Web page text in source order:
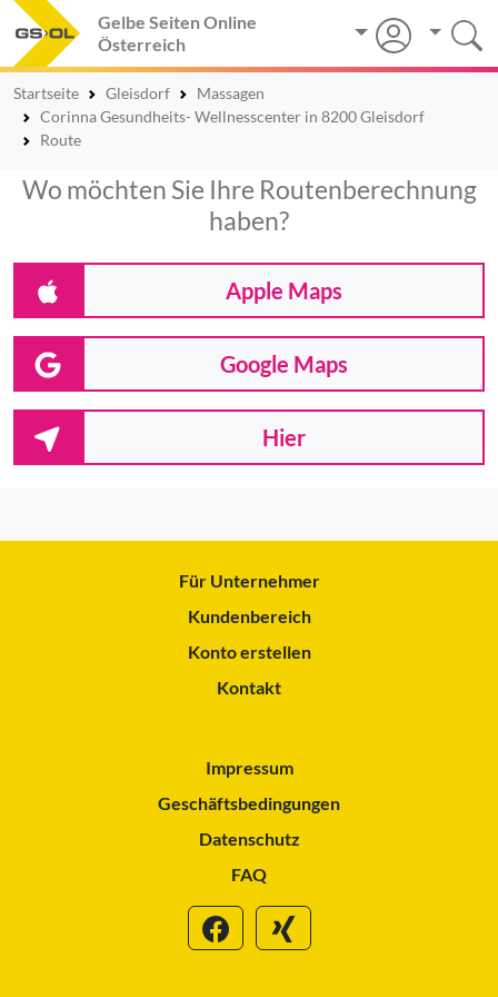
Gelbe Seiten Online
Österreich
Startseite Gleisdorf
Massagen
Corinna Gesundheits- Wellnesscenter in 8200 Gleisdorf
Route
Wo möchten Sie Ihre Routenberechnung
haben?
Apple Maps
Google Maps
Hier
Für Unternehmer
Kundenbereich
Konto erstellen
Kontakt
Impressum
Geschäftsbedingungen
Datenschutz
FAQ